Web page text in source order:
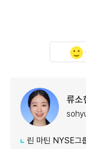
류소
린 마틴 NYSE그룹 사장 "높은